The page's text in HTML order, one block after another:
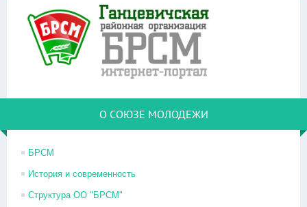
О СОЮЗЕ МОЛОДЕЖИ
БРСМ
История и современность
Структура ОО "БРСМ"